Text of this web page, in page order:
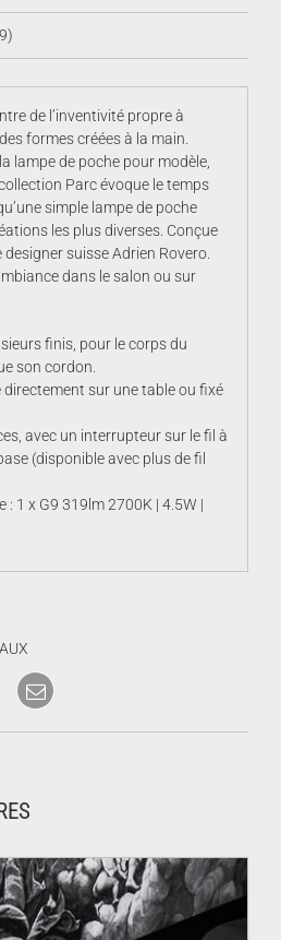
de l’inventivité propre à
formes créées à la main.
lampe de poche pour modèle,
Parc évoque le temps
simple lampe de poche
les plus diverses. Conçue
suisse Adrien Rovero.
dans le salon ou sur
finis, pour le corps du
son cordon.
directement sur une table ou fixé
avec un interrupteur sur le fil à
(disponible avec plus de fil
: 1 x G9 319lm 2700K | 4.5W |